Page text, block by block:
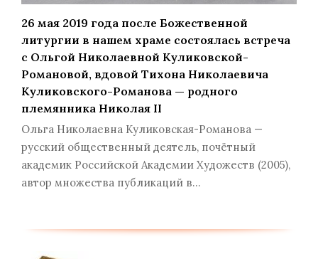
26 мая 2019 года после Божественной
литургии в нашем храме состоялась встреча
с Ольгой Николаевной Куликовской-
Романовой, вдовой Тихона Николаевича
Куликовского-Романова — родного
племянника Николая II
Ольга Николаевна Куликовская-Романова —
русский общественный деятель, почётный
академик Российской Академии Художеств (2005),
автор множества публикаций в…